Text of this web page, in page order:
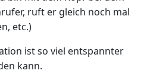
ruft er gleich noch mal
etc.)
ist so viel entspannter
kann.